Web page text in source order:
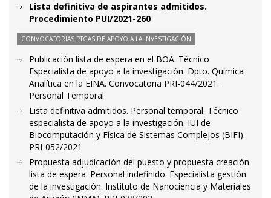
Lista definitiva de aspirantes admitidos.
Procedimiento PUI/2021-260
CONVOCATORIAS PTGAS DE APOYO A LA INVESTIGACIÓN
Publicación lista de espera en el BOA. Técnico
Especialista de apoyo a la investigación. Dpto. Química
Analítica en la EINA. Convocatoria PRI-044/2021.
Personal Temporal
Lista definitiva admitidos. Personal temporal. Técnico
especialista de apoyo a la investigación. IUI de
Biocomputación y Física de Sistemas Complejos (BIFI).
PRI-052/2021
Propuesta adjudicación del puesto y propuesta creación
lista de espera. Personal indefinido. Especialista gestión
de la investigación. Instituto de Nanociencia y Materiales